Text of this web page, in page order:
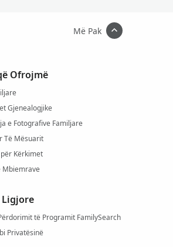
Më Pak
Ofrojmë
Gjenealogjike
e Fotografive Familjare
Të Mësuarit
Kërkimet
Mbiemrave
Ligjore
të Programit FamilySearch
Privatësinë